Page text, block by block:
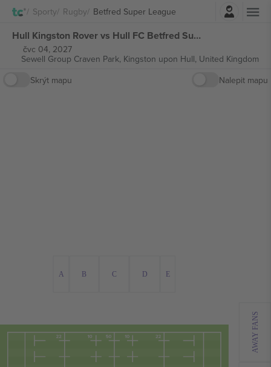
Sporty Rugby Betfred Super League
Přihlásit se
Hull Kingston Rover vs Hull FC Betfred Super League vstupenek
čvc 04, 2027
Sewell Group Craven Park, Kingston upon Hull, United Kingdom
Skrýt mapu
Nalepit mapu
E
D
C
B
A
AWAY FANS